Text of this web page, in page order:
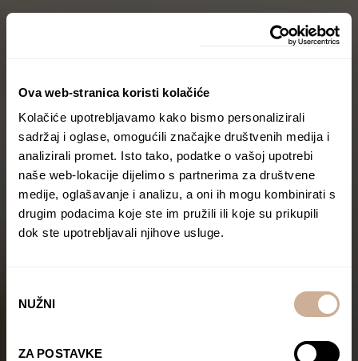
Ova web-stranica koristi kolačiće
Kolačiće upotrebljavamo kako bismo personalizirali
sadržaj i oglase, omogućili značajke društvenih medija i
analizirali promet. Isto tako, podatke o vašoj upotrebi
naše web-lokacije dijelimo s partnerima za društvene
medije, oglašavanje i analizu, a oni ih mogu kombinirati s
drugim podacima koje ste im pružili ili koje su prikupili
dok ste upotrebljavali njihove usluge.
pristanka
NUŽNI
ZA POSTAVKE